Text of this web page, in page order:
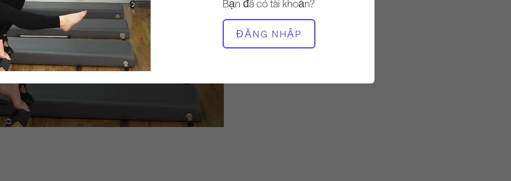
Bạn đã có tài khoản?
ĐĂNG NHẬP
THIẾT BỊ CẦN THIẾT
Toàn bộ Studio